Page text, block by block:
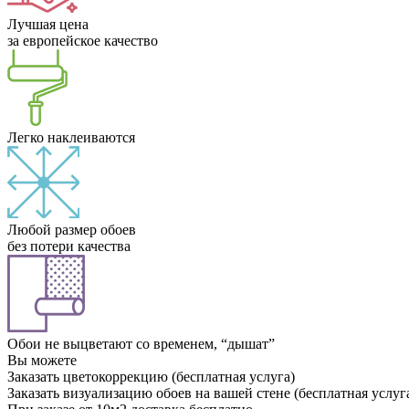
Лучшая цена
за европейское качество
Легко наклеиваются
Любой размер обоев
без потери качества
Обои не выцветают со временем, “дышат”
Вы можете
Заказать цветокоррекцию (бесплатная услуга)
Заказать визуализацию обоев на вашей стене (бесплатная